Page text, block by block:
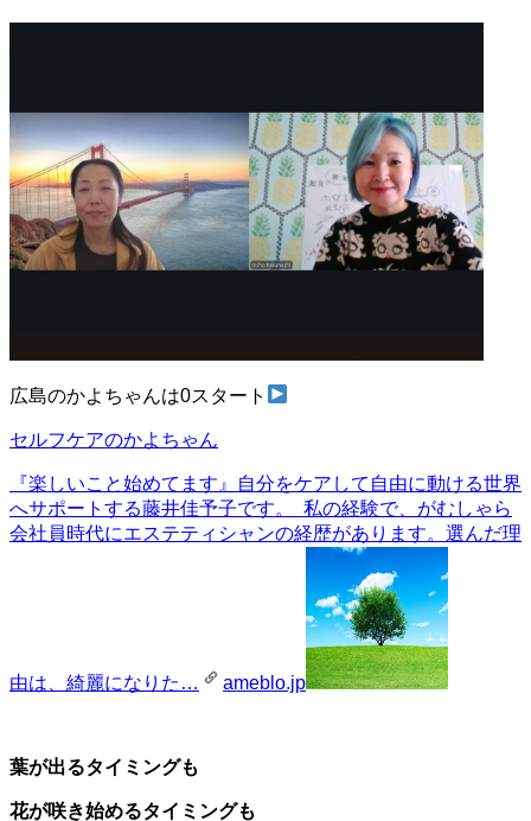
広島のかよちゃんは0スタート
セルフケアのかよちゃん
『楽しいこと始めてます』
自分をケアして自由に動ける世界
へサポートする藤井佳予子です。 私の経験で、がむしゃら
会社員時代にエステティシャンの経歴があります。選んだ理
由は、綺麗になりた… ameblo.jp
葉が出るタイミングも
花が咲き始めるタイミングも